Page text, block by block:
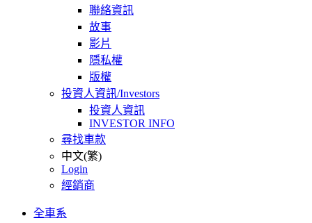
聯絡資訊
故事
影片
隱私權
版權
投資人資訊/Investors
投資人資訊
INVESTOR INFO
尋找車款
中文(繁)
Login
經銷商
全車系